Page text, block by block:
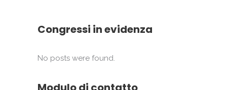
Congressi in evidenza
No posts were found.